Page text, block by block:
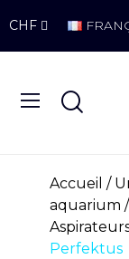
CHF
Accueil
aquarium
Perfektus